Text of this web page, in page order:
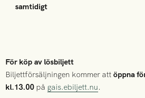
samtidigt
För köp av lösbiljett
Biljettförsäljningen kommer attöppna
kl.13.00 på gais.ebiljett.nu.